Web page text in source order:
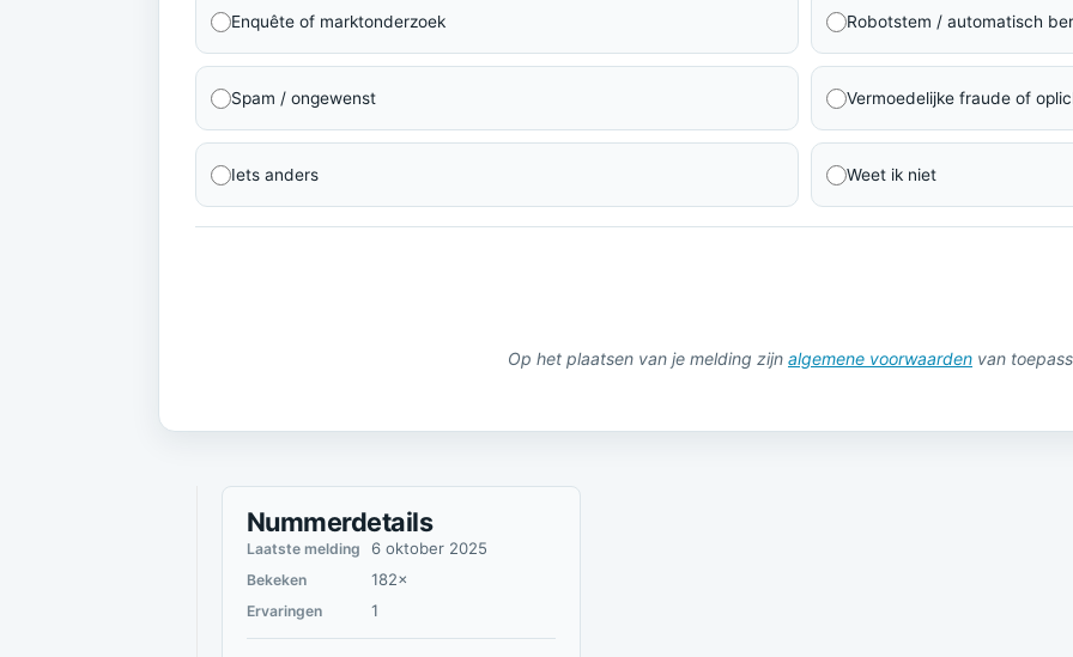
Enquête of marktonderzoek Robotstem / automatisch
Spam / ongewenst Vermoedelijke fraude of
Iets anders Weet ik niet
Op het plaatsen van je melding zijn algemene voorwaarden van
Nummerdetails
Laatste melding 6 oktober 2025
Bekeken 182×
Ervaringen 1